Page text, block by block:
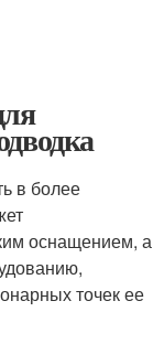
в более
оснащением, а
точек ее